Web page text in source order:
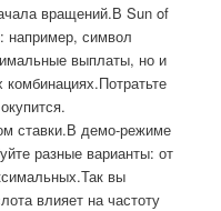
вращений.В Sun of
например, символ
выплаты, но и
ставки.В демо-режиме
разные варианты: от
вы
влияет на частоту